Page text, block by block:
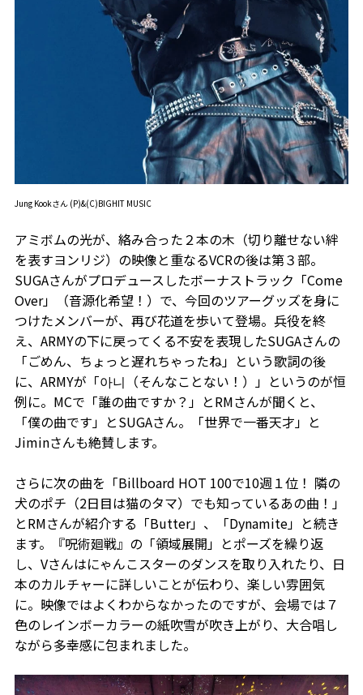
Jung Kookさん (P)&(C)BIGHIT MUSIC
アミボムの光が、絡み合った２本の木（切り離せない絆
を表すヨンリジ）の映像と重なるVCRの後は第３部。
SUGAさんがプロデュースしたボーナストラック「Come
Over」（音源化希望！）で、今回のツアーグッズを身に
つけたメンバーが、再び花道を歩いて登場。兵役を終
え、ARMYの下に戻ってくる不安を表現したSUGAさんの
「ごめん、ちょっと遅れちゃったね」という歌詞の後
に、ARMYが「아니（そんなことない！）」というのが恒
例に。MCで「誰の曲ですか？」とRMさんが聞くと、
「僕の曲です」とSUGAさん。「世界で一番天才」と
Jiminさんも絶賛します。
さらに次の曲を「Billboard HOT 100で10週１位！ 隣の
犬のポチ（2日目は猫のタマ）でも知っているあの曲！」
とRMさんが紹介する「Butter」、「Dynamite」と続き
ます。『呪術廻戦』の「領域展開」とポーズを繰り返
し、Vさんはにゃんこスターのダンスを取り入れたり、日
本のカルチャーに詳しいことが伝わり、楽しい雰囲気
に。映像ではよくわからなかったのですが、会場では７
色のレインボーカラーの紙吹雪が吹き上がり、大合唱し
ながら多幸感に包まれました。